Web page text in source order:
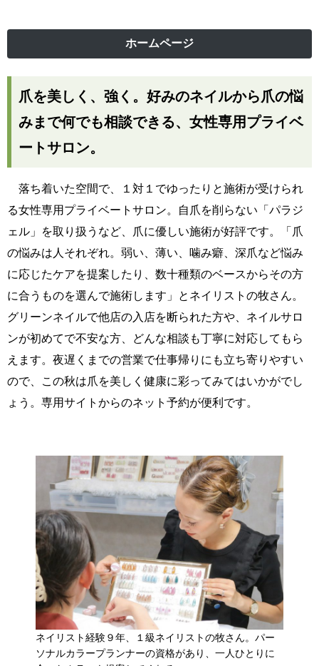
ホームページ
爪を美しく、強く。好みのネイルから爪の悩
みまで何でも相談できる、女性専用プライベ
ートサロン。
落ち着いた空間で、１対１でゆったりと施術が受けられ
る女性専用プライベートサロン。自爪を削らない「パラジ
ェル」を取り扱うなど、爪に優しい施術が好評です。「爪
の悩みは人それぞれ。弱い、薄い、噛み癖、深爪など悩み
に応じたケアを提案したり、数十種類のベースからその方
に合うものを選んで施術します」とネイリストの牧さん。
グリーンネイルで他店の入店を断られた方や、ネイルサロ
ンが初めてで不安な方、どんな相談も丁寧に対応してもら
えます。夜遅くまでの営業で仕事帰りにも立ち寄りやすい
ので、この秋は爪を美しく健康に彩ってみてはいかがでし
ょう。専用サイトからのネット予約が便利です。
ネイリスト経験９年、１級ネイリストの牧さん。パー
ソナルカラープランナーの資格があり、一人ひとりに